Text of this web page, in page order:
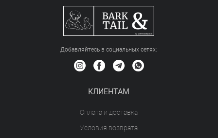
Добавляйтесь в социальных сетяx:
КЛИЕНТАМ
Оплата и доставка
Условия возврата